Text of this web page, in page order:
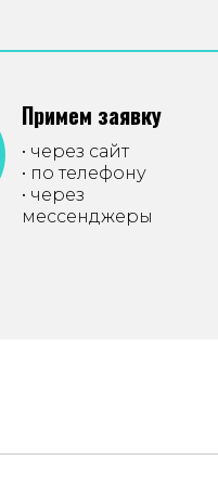
Примем заявку
• через сайт
• по телефону
• через
мессенджеры